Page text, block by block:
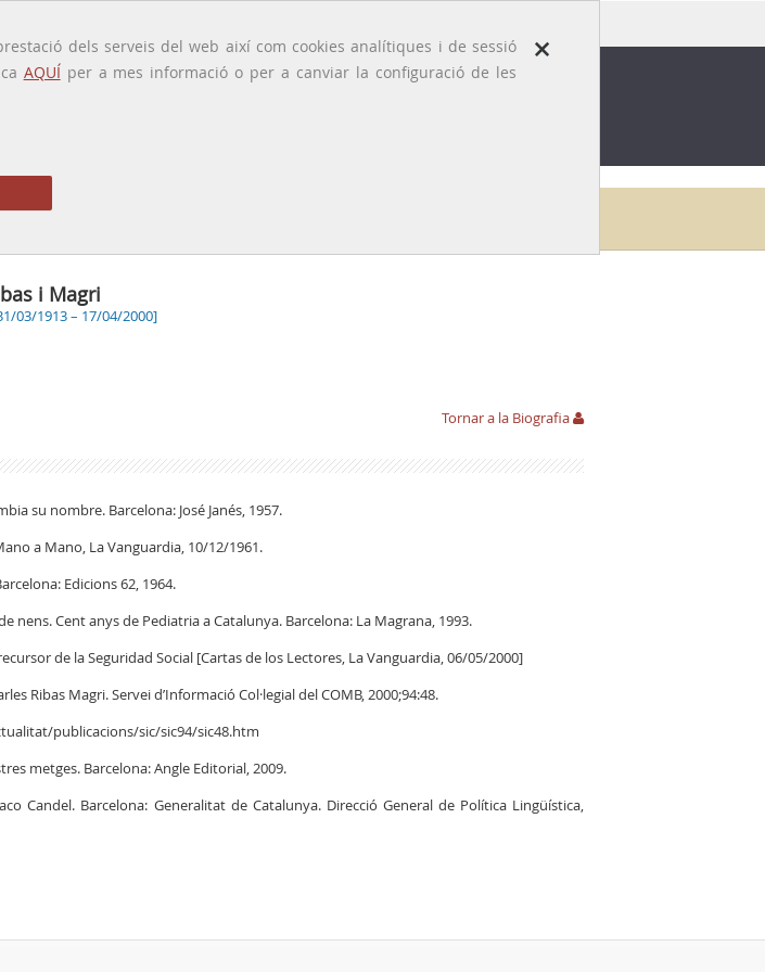
×
dels serveis del web així com cookies analítiques i de sessió
AQUÍper a mes informació o per a canviar la configuració de les
i Magri
03/1913 – 17/04/2000]
Tornar a la Biografia
su nombre. Barcelona: José Janés, 1957.
a Mano, La Vanguardia, 10/12/1961.
Edicions 62, 1964.
nens. Cent anys de Pediatria a Catalunya. Barcelona: La Magrana, 1993.
de la Seguridad Social [Cartas de los Lectores, La Vanguardia, 06/05/2000]
Ribas Magri. Servei d’Informació Col·legial del COMB, 2000;94:48.
publicacions/sic/sic94/sic48.htm
metges. Barcelona: Angle Editorial, 2009.
Candel. Barcelona: Generalitat de Catalunya. Direcció General de Política Lingüística,